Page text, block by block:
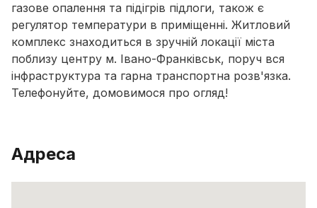
газове опалення та підігрів підлоги, також є
регулятор температури в приміщенні. Житловий
комплекс знаходиться в зручній локації міста
поблизу центру м. Івано-Франківськ, поруч вся
інфраструктура та гарна транспортна розв'язка.
Телефонуйте, домовимося про огляд!
Адреса